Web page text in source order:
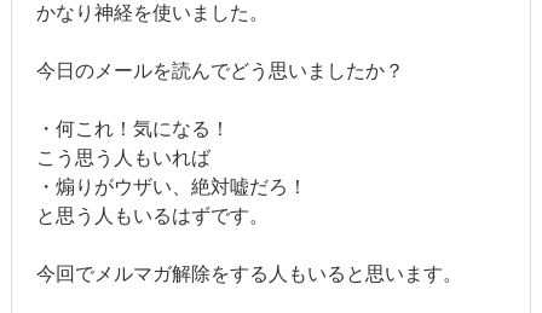
かなり神経を使いました。
今日のメールを読んでどう思いましたか？
・何これ！気になる！
こう思う人もいれば
・煽りがウザい、絶対嘘だろ！
と思う人もいるはずです。
今回でメルマガ解除をする人もいると思います。